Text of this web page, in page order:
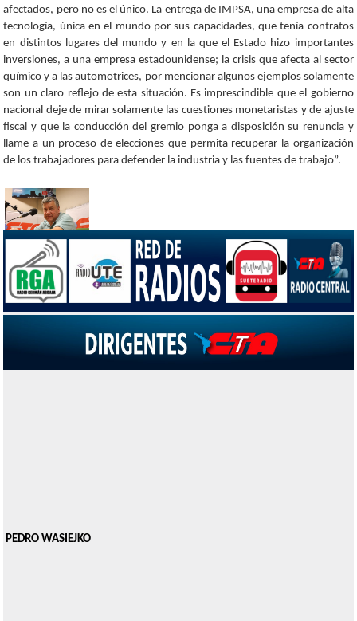
afectados, pero no es el único. La entrega de IMPSA, una empresa de alta
tecnología, única en el mundo por sus capacidades, que tenía contratos
en distintos lugares del mundo y en la que el Estado hizo importantes
inversiones, a una empresa estadounidense; la crisis que afecta al sector
químico y a las automotrices, por mencionar algunos ejemplos solamente
son un claro reflejo de esta situación. Es imprescindible que el gobierno
nacional deje de mirar solamente las cuestiones monetaristas y de ajuste
fiscal y que la conducción del gremio ponga a disposición su renuncia y
llame a un proceso de elecciones que permita recuperar la organización
de los trabajadores para defender la industria y las fuentes de trabajo”.
PEDRO WASIEJKO